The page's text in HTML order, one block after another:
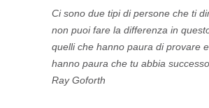
Ci sono due tipi di persone che ti
non puoi fare la differenza in
quelli che hanno paura di provare
hanno paura che tu abbia successo.
Ray Goforth